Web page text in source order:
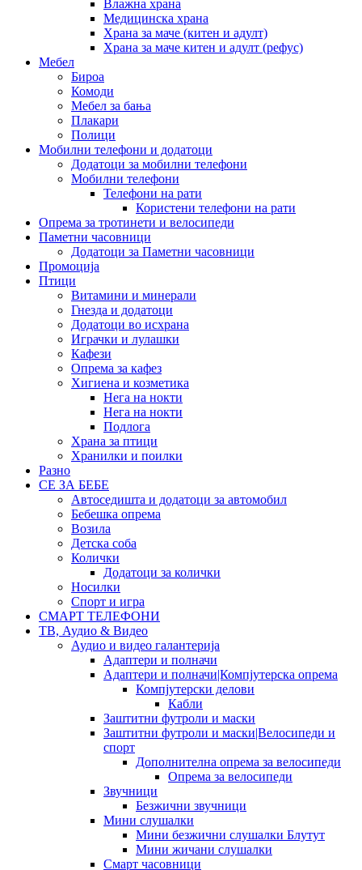
Влажна храна
Медицинска храна
Храна за маче (китен и адулт)
Храна за маче китен и адулт (рефус)
Мебел
Бироа
Комоди
Мебел за бања
Плакари
Полици
Мобилни телефони и додатоци
Додатоци за мобилни телефони
Мобилни телефони
Телефони на рати
Користени телефони на рати
Опрема за тротинети и велосипеди
Паметни часовници
Додатоци за Паметни часовници
Промоција
Птици
Витамини и минерали
Гнезда и додатоци
Додатоци во исхрана
Играчки и лулашки
Кафези
Опрема за кафез
Хигиена и козметика
Нега на нокти
Нега на нокти
Подлога
Храна за птици
Хранилки и поилки
Разно
СЕ ЗА БЕБЕ
Автоседишта и додатоци за автомобил
Бебешка опрема
Возила
Детска соба
Колички
Додатоци за колички
Носилки
Спорт и игра
СМАРТ ТЕЛЕФОНИ
ТВ, Аудио & Видео
Аудио и видео галантерија
Адаптери и полначи
Адаптери и полначи|Компјутерска опрема
Компјутерски делови
Кабли
Заштитни футроли и маски
Заштитни футроли и маски|Велосипеди и
спорт
Дополнителна опрема за велосипеди
Опрема за велосипеди
Звучници
Безжични звучници
Мини слушалки
Мини безжични слушалки Блутут
Мини жичани слушалки
Смарт часовници